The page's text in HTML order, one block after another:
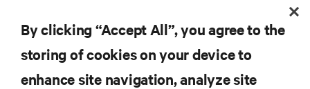
By clicking “Accept All”, you agree to the
storing of cookies on your device to
enhance site navigation, analyze site